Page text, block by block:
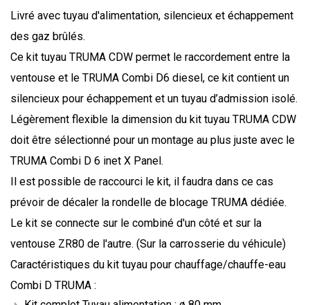
Livré avec tuyau d'alimentation, silencieux et échappement
des gaz brûlés.
Ce kit tuyau TRUMA CDW permet le raccordement entre la
ventouse et le TRUMA Combi D6 diesel, ce kit contient un
silencieux pour échappement et un tuyau d’admission isolé.
Légèrement flexible la dimension du kit tuyau TRUMA CDW
doit être sélectionné pour un montage au plus juste avec le
TRUMA Combi D 6 inet X Panel.
Il est possible de raccourci le kit, il faudra dans ce cas
prévoir de décaler la rondelle de blocage TRUMA dédiée.
Le kit se connecte sur le combiné d'un côté et sur la
ventouse ZR80 de l'autre. (Sur la carrosserie du véhicule)
Caractéristiques du kit tuyau pour chauffage/chauffe-eau
Combi D TRUMA :